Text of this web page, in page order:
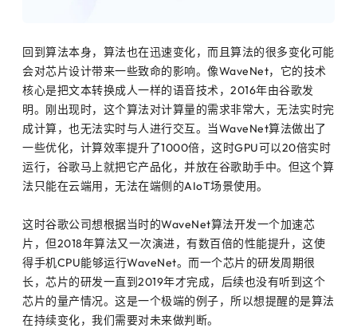
回到算法本身，算法也在迅速变化，而且算法的很多变化可能
会对芯片设计带来一些致命的影响。像WaveNet，它的技术
核心是把文本转换成人一样的语音技术，2016年由谷歌发
明。刚出现时，这个算法对计算量的需求非常大，无法实时完
成计算，也无法实时与人进行交互。当WaveNet算法做出了
一些优化，计算效率提升了1000倍，这时GPU可以20倍实时
运行，谷歌马上就把它产品化，并放在谷歌助手中。但这个算
法只能在云端用，无法在端侧的AIoT场景使用。
这时谷歌公司想根据当时的WaveNet算法开发一个加速芯
片，但2018年算法又一次演进，有数百倍的性能提升，这使
得手机CPU能够运行WaveNet。而一个芯片的研发周期很
长，芯片的研发一直到2019年才完成，后续也没有听到这个
芯片的量产情况。这是一个极端的例子，所以想提醒的是算法
在持续变化，我们需要对未来做判断。